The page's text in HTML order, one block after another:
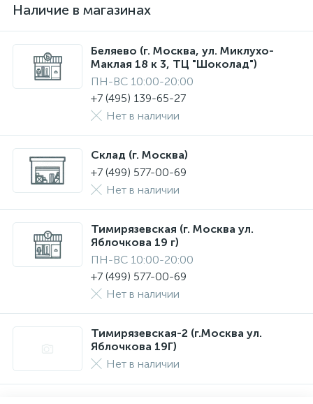
Наличие в магазинах
Беляево (г. Москва, ул. Миклухо-
Маклая 18 к 3, ТЦ "Шоколад")
ПН-ВС 10:00-20:00
+7 (495) 139-65-27
Нет в наличии
Склад (г. Москва)
+7 (499) 577-00-69
Нет в наличии
Тимирязевская (г. Москва ул.
Яблочкова 19 г)
ПН-ВС 10:00-20:00
+7 (499) 577-00-69
Нет в наличии
Тимирязевская-2 (г.Москва ул.
Яблочкова 19Г)
Нет в наличии